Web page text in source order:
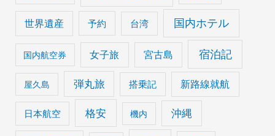
世界遺産 予約 台湾 国内ホテル
国内航空券 女子旅 宮古島 宿泊記
屋久島 弾丸旅 搭乗記 新路線就航
日本航空 格安 機内 沖縄